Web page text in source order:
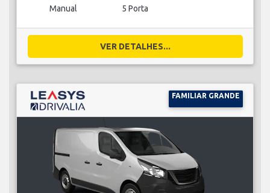
Manual 5 Porta
VER DETALHES...
FAMILIAR GRANDE